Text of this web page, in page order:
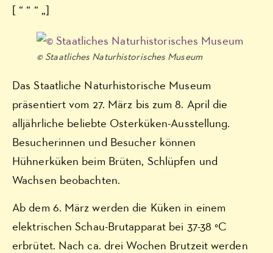
[ “ “ “ „]
© Staatliches Naturhistorisches Museum
Das Staatliche Naturhistorische Museum
präsentiert vom 27. März bis zum 8. April die
alljährliche beliebte Osterküken-Ausstellung.
Besucherinnen und Besucher können
Hühnerküken beim Brüten, Schlüpfen und
Wachsen beobachten.
Ab dem 6. März werden die Küken in einem
elektrischen Schau-Brutapparat bei 37-38 °C
erbrütet. Nach ca. drei Wochen Brutzeit werden